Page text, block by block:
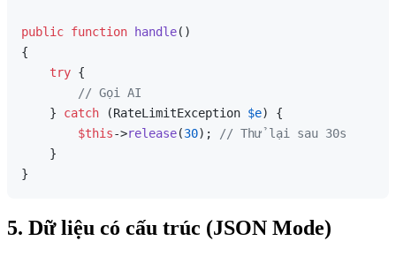
public function handle(
{
try {
// Gọi AI
    }
catch (RateLimitException $e) {
$this->release(30);
// Thử lại sau 30s
    }
5. Dữ liệu có cấu trúc (JSON Mode)